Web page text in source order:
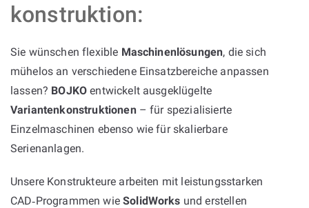
konstruktion:
Sie wünschen flexible Maschinenlösungen, die sich
mühelos an verschiedene Einsatzbereiche anpassen
lassen? BOJKO entwickelt ausgeklügelte
Variantenkonstruktionen– für spezialisierte
Einzelmaschinen ebenso wie für skalierbare
Serienanlagen.
Unsere Konstrukteure arbeiten mit leistungsstarken
CAD‑Programmen wieSolidWorks und erstellen